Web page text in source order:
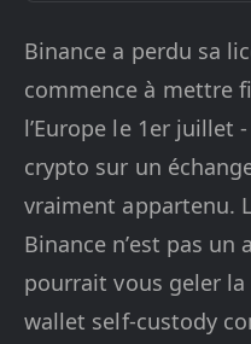
Binance a perdu sa
commence à mettre
l’Europe le 1er juillet
crypto sur un
vraiment appartenu.
Binance n’est pas un
pourrait vous geler la
wallet self-custody